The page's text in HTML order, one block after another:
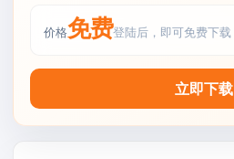
价格免费登陆后，即可免费下载
立即下载